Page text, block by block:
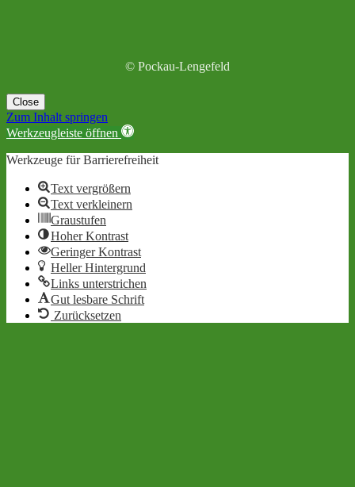
© Pockau-Lengefeld
Close
Zum Inhalt springen
Werkzeugleiste öffnen
Werkzeuge für Barrierefreiheit
Text vergrößern
Text verkleinern
Graustufen
Hoher Kontrast
Geringer Kontrast
Heller Hintergrund
Links unterstrichen
Gut lesbare Schrift
Zurücksetzen